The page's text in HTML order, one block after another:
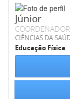
Júnior
CIÊNCIAS DA
Educação Física